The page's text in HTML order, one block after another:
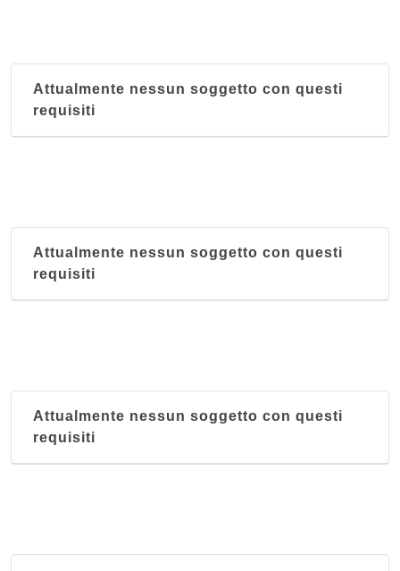
Attualmente nessun soggetto con questi
requisiti
Attualmente nessun soggetto con questi
requisiti
Attualmente nessun soggetto con questi
requisiti